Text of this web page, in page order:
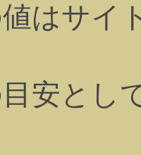
はサイ
安とし